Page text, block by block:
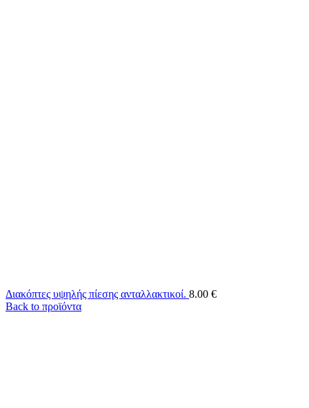
Διακόπτες υψηλής πίεσης ανταλλακτικοί. 8.00 €
Back to προϊόντα